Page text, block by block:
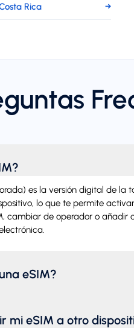
Rica →
es la versión digital de la
lo que te permite
cambiar de operador o
eSIM?
mi eSIM a otro